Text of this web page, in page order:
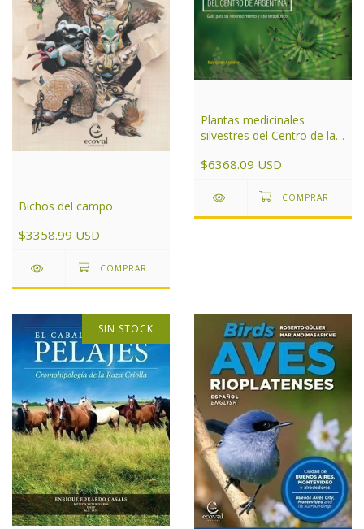
Bichos del campo
$3358.99 USD
Plantas medicinales
silvestres del Centro de la
$6368.09 USD
SIN STOCK